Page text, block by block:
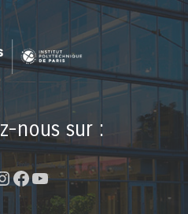
nous sur :
Instagram
Facebook
YouTube